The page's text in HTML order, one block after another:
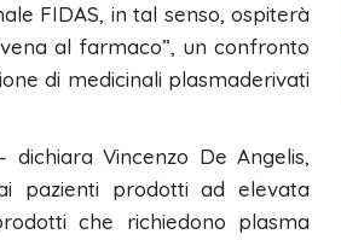
FIDAS, in tal senso, ospiterà
al farmaco”, un confronto
di medicinali plasmaderivati
Vincenzo De Angelis,
pazienti prodotti ad elevata
che richiedono plasma